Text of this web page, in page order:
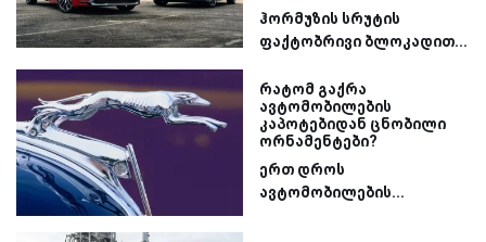
ჰორმუზის სრუტის
ფაქტობრივი ბლოკადით...
რატომ გაქრა
ავტომობილების
კაპოტებიდან ცნობილი
ორნამენტები?
ერთ დროს
ავტომობილების...